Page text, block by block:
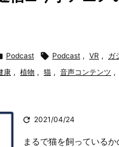
Podcast  Podcast , VR , ガ
康 , 植物 , 猫 , 音声コンテンツ ,
 2021/04/24
まるで猫を飼っている